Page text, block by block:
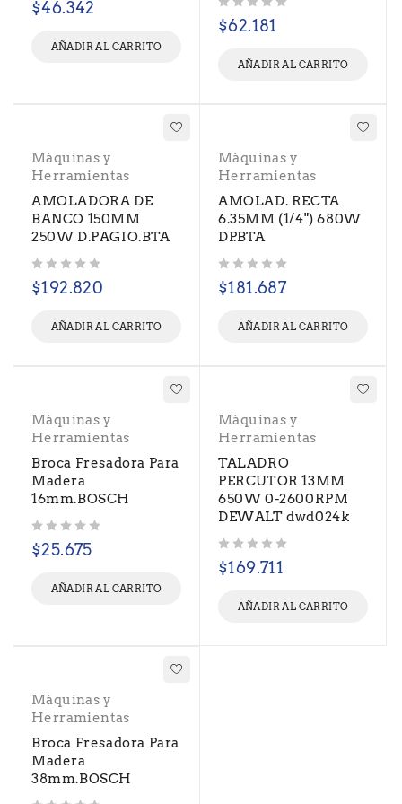
$46.342
AÑADIR AL CARRITO
$62.181
AÑADIR AL CARRITO
Máquinas y
Herramientas
AMOLADORA DE
BANCO 150MM
250W D.PAGIO.BTA
$192.820
AÑADIR AL CARRITO
Máquinas y
Herramientas
AMOLAD. RECTA
6.35MM (1/4") 680W
DP.BTA
$181.687
AÑADIR AL CARRITO
Máquinas y
Herramientas
Broca Fresadora Para
Madera
16mm.BOSCH
$25.675
AÑADIR AL CARRITO
Máquinas y
Herramientas
TALADRO
PERCUTOR 13MM
650W 0-2600RPM
DEWALT dwd024k
$169.711
AÑADIR AL CARRITO
Máquinas y
Herramientas
Broca Fresadora Para
Madera
38mm.BOSCH